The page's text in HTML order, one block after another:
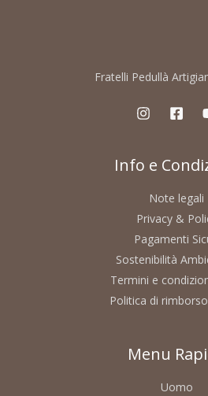
Fratelli Pedullà
Info e
Note legali
Privacy &
Pagamenti
Sostenibilità
Termini e
Politica di
Menu
Uomo